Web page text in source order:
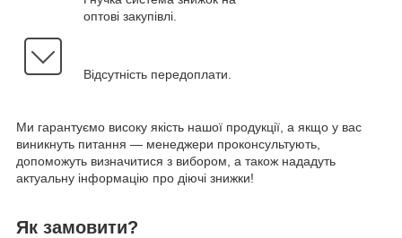
оптові закупівлі.
Відсутність передоплати.
Ми гарантуємо високу якість нашої продукції, а якщо у вас
виникнуть питання — менеджери проконсультують,
допоможуть визначитися з вибором, а також нададуть
актуальну інформацію про діючі знижки!
Як замовити?